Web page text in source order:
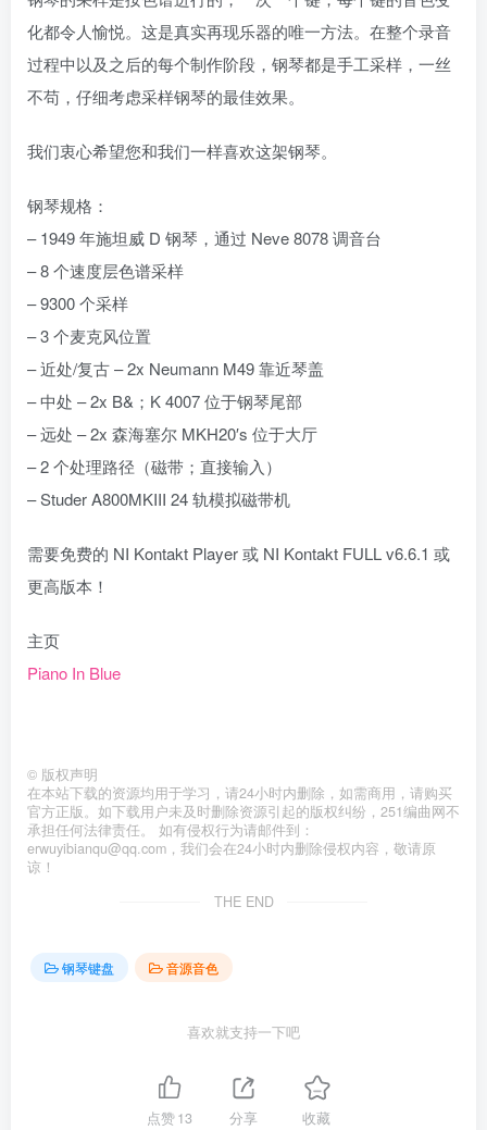
化都令人愉悦。这是真实再现乐器的唯一方法。在整个录音
过程中以及之后的每个制作阶段，钢琴都是手工采样，一丝
不苟，仔细考虑采样钢琴的最佳效果。
我们衷心希望您和我们一样喜欢这架钢琴。
钢琴规格：
– 1949 年施坦威 D 钢琴，通过 Neve 8078 调音台
– 8 个速度层色谱采样
– 9300 个采样
– 3 个麦克风位置
– 近处/复古 – 2x Neumann M49 靠近琴盖
– 中处 – 2x B&；K 4007 位于钢琴尾部
– 远处 – 2x 森海塞尔 MKH20′s 位于大厅
– 2 个处理路径（磁带；直接输入）
– Studer A800MKIII 24 轨模拟磁带机
需要免费的 NI Kontakt Player 或 NI Kontakt FULL v6.6.1 或
更高版本！
主页
Piano In Blue
© 版权声明
在本站下载的资源均用于学习，请24小时内删除，如需商用，请购买
官方正版。如下载用户未及时删除资源引起的版权纠纷，251编曲网不
承担任何法律责任。 如有侵权行为请邮件到：
erwuyibianqu@qq.com，我们会在24小时内删除侵权内容，敬请原
谅！
THE END
钢琴键盘 音源音色
喜欢就支持一下吧
点赞13 分享 收藏